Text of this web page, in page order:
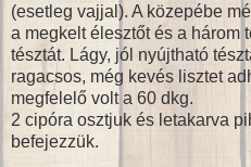
(esetleg vajjal). A közepébe
a megkelt élesztőt és a három
tésztát. Lágy, jól nyújtható
ragacsos, még kevés lisztet
megfelelő volt a 60 dkg.
2 cipóra osztjuk és letakarva
befejezzük.